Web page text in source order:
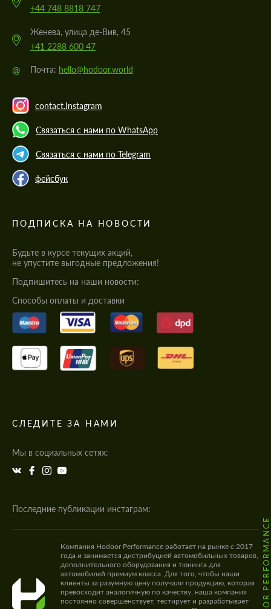
+44 748 8818 747
Женева, улица де-Вив, 45
+41 2288 600 47
@ Почта: hello@hodoor.world
contact.Instagram
Связаться с нами по WhatsApp
Связаться с нами по Telegram
фейсбук
ПОДПИСКА НА НОВОСТИ
Будьте в курсе текущих акций,
не упустите выгодные предложения!
Подпишитесь на наши новости:
Cпособы оплаты и доставки
СЛЕДИТЕ ЗА НАМИ
Мы в социальных сетях:
Последние публикации инстаграм:
@HODOOR.PERFORMANCE
Компания Hodoor Performance работает на рынке с 2017
года и занимается дистрибуцией автомобильных товаров,
дополнительного оборудования и тюнинга для
автомобилей премиум класса. Для того, чтобы наши
клиенты за разумную цену получали продукцию, которая
превосходит аналогичную по качеству, наша компания
постоянно совершенствует, тестирует и разрабатывает